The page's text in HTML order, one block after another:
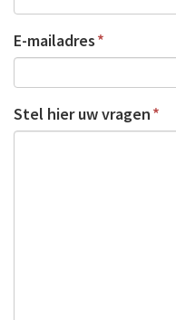
voor
validatiedoeleinden
moet
niet
E-mailadres*
Stel hier uw vragen*